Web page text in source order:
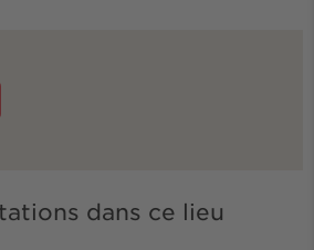
dans ce lieu